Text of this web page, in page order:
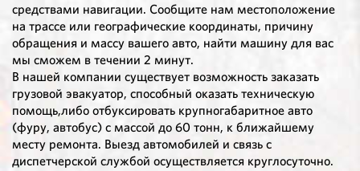
средствами навигации. Сообщите нам местоположение
на трассе или географические координаты, причину
обращения и массу вашего авто, найти машину для вас
мы сможем в течении 2 минут.
В нашей компании существует возможность заказать
грузовой эвакуатор, способный оказать техническую
помощь,либо отбуксировать крупногабаритное авто
(фуру, автобус) с массой до 60 тонн, к ближайшему
месту ремонта. Выезд автомобилей и связь с
диспетчерской службой осуществляется круглосуточно.